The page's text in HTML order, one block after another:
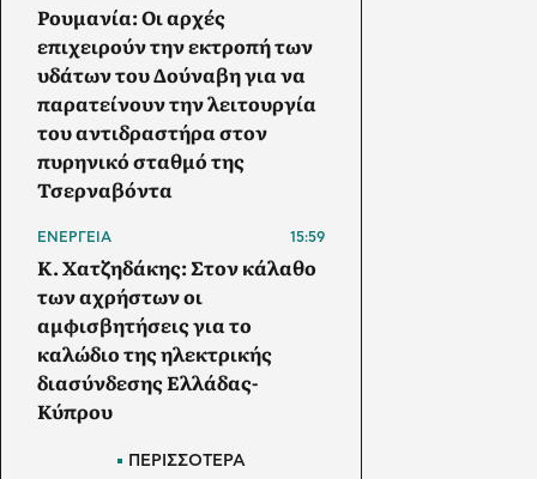
Ρουμανία: Οι αρχές
επιχειρούν την εκτροπή των
υδάτων του Δούναβη για να
παρατείνουν την λειτουργία
του αντιδραστήρα στον
πυρηνικό σταθμό της
Τσερναβόντα
ΕΝΕΡΓΕΙΑ 15:59
Κ. Χατζηδάκης: Στον κάλαθο
των αχρήστων οι
αμφισβητήσεις για το
καλώδιο της ηλεκτρικής
διασύνδεσης Ελλάδας-
Κύπρου
ΠΕΤΡΕΛΑΙΟ ΠΕΡΙΣΣΟΤΕΡΑ